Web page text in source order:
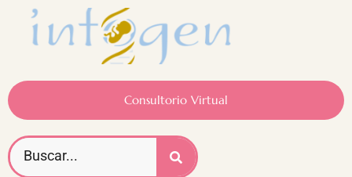
Consultorio Virtual